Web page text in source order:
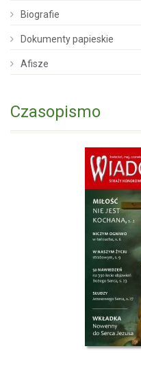
Biografie
Dokumenty papieskie
Afisze
Czasopismo